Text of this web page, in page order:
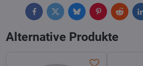
FacebookTwitterBlueskyPinterestReddit
Alternative Produkte